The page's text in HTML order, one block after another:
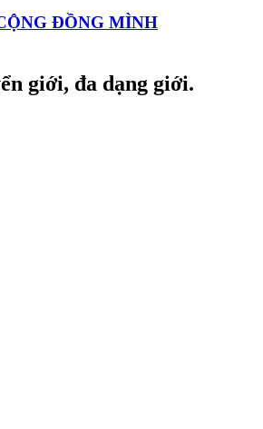
ĐỒNG MÌNH
giới, đa dạng giới.